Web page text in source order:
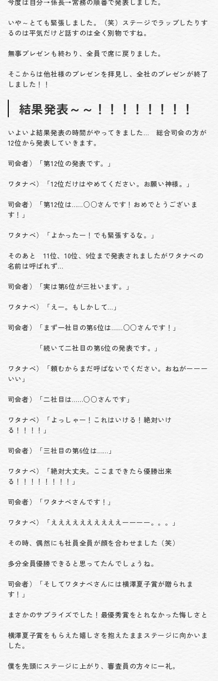
今度は自分→係長→常務の順番で発表しました。
いや～とても緊張しました。（笑）ステージでラップしたりす
るのは平気だけど話すのは全く別物ですね。
無事プレゼンも終わり、全員で席に戻りました。
そこからは他社様のプレゼンを拝見し、全社のプレゼンが終了
しました！！
結果発表～～！！！！！！！！
いよいよ結果発表の時間がやってきました… 総合司会の方が
12位から発表していきます。
司会者）「第12位の発表です。」
ワタナベ）「12位だけはやめてください。お願い神様。 」
司会者）「第12位は……○○さんです！おめでとうございま
す！」
ワタナベ）「よかったー！でも緊張するな。」
そのあと 11位、10位、9位まで発表されましたがワタナベの
名前は呼ばれず…
司会者）「実は第6位が三社います。」
ワタナベ）「えー。もしかして…」
司会者）「まず一社目の第6位は……○○さんです！」
「続いて二社目の第6位の発表です。」
ワタナベ）「頼むからまだ呼ばないでください。おねがーーー
いい」
司会者）「二社目は……○○さんです」
ワタナベ）「よっしゃー！これはいける！絶対いけ
る！！！！」
司会者）「三社目の第6位は……」
ワタナベ）「絶対大丈夫。ここまできたら優勝出来
る！！！！！！！！」
司会者）「ワタナベさんです！」
ワタナベ）「ええええええええええーーーー。。。」
その時、偶然にも社員全員が顔を合わせました（笑）
多分全員優勝できると思ってたんでしょうね。
司会者）「そしてワタナベさんには横澤夏子賞が贈られま
す！」
まさかのサプライズでした！最優秀賞をとれなかった悔しさと
横澤夏子賞をもらえた嬉しさを抱えたままステージに向かいま
した。
僕を先頭にステージに上がり、審査員の方々に一礼。